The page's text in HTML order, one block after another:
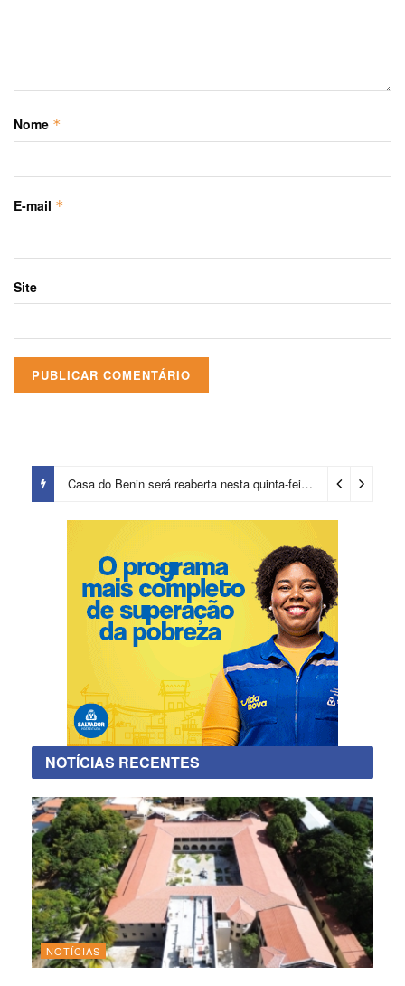
Nome *
E-mail *
Site
Casa do Benin será reaberta nesta quinta-feira (6) 2 dias ago
NOTÍCIAS RECENTES
NOTÍCIAS